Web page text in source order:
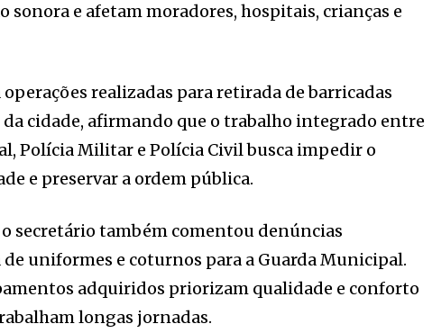
sonora e afetam moradores, hospitais, crianças e
realizadas para retirada de barricadas
cidade, afirmando que o trabalho integrado entre
Polícia Militar e Polícia Civil busca impedir o
e preservar a ordem pública.
secretário também comentou denúncias
uniformes e coturnos para a Guarda Municipal.
adquiridos priorizam qualidade e conforto
longas jornadas.